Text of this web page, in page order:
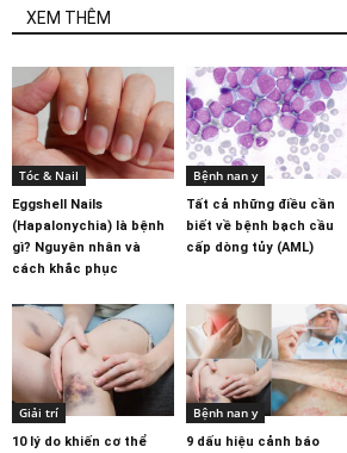
XEM THÊM
Tóc & Nail
Eggshell Nails
(Hapalonychia) là bệnh
gì? Nguyên nhân và
cách khắc phục
Bệnh nan y
Tất cả những điều cần
biết về bệnh bạch cầu
cấp dòng tủy (AML)
Giải trí
10 lý do khiến cơ thể
Bệnh nan y
9 dấu hiệu cảnh báo